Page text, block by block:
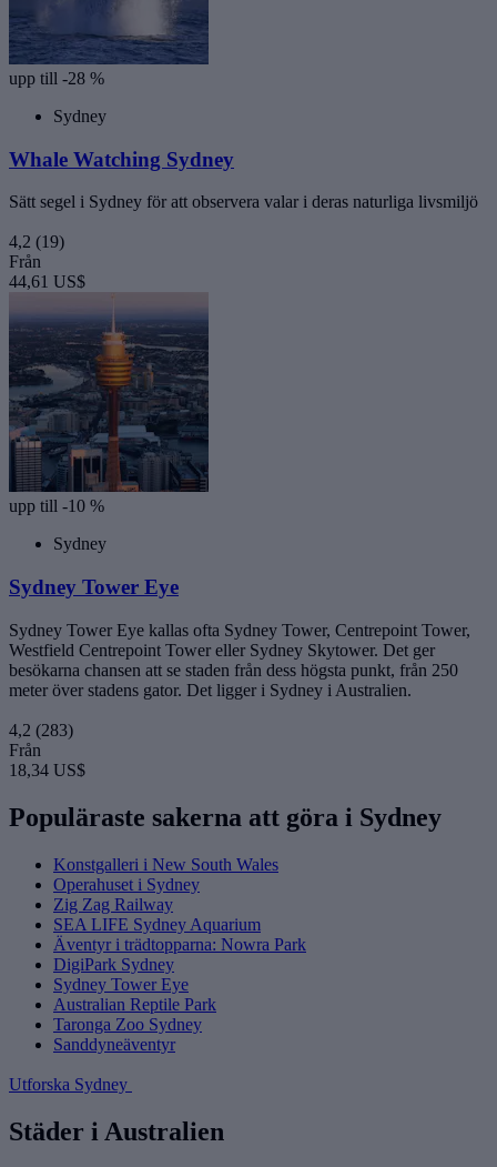
upp till -28 %
Sydney
Whale Watching Sydney
Sätt segel i Sydney för att observera valar i deras naturliga livsmiljö
4,2 (19)
Från
44,61 US$
upp till -10 %
Sydney
Sydney Tower Eye
Sydney Tower Eye kallas ofta Sydney Tower, Centrepoint Tower,
Westfield Centrepoint Tower eller Sydney Skytower. Det ger
besökarna chansen att se staden från dess högsta punkt, från 250
meter över stadens gator. Det ligger i Sydney i Australien.
4,2 (283)
Från
18,34 US$
Populäraste sakerna att göra i Sydney
Konstgalleri i New South Wales
Operahuset i Sydney
Zig Zag Railway
SEA LIFE Sydney Aquarium
Äventyr i trädtopparna: Nowra Park
DigiPark Sydney
Sydney Tower Eye
Australian Reptile Park
Taronga Zoo Sydney
Sanddyneäventyr
Utforska Sydney
Städer i Australien